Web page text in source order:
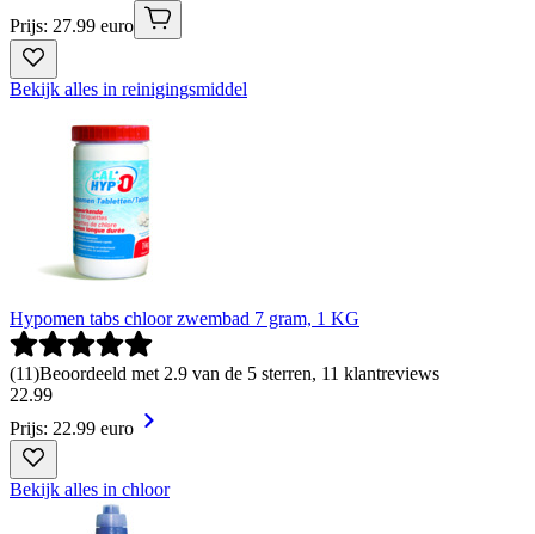
Prijs: 27.99 euro
Bekijk alles in reinigingsmiddel
Hypomen tabs chloor zwembad 7 gram, 1 KG
(11)Beoordeeld met 2.9 van de 5 sterren, 11 klantreviews
22.99
Prijs: 22.99 euro
Bekijk alles in chloor